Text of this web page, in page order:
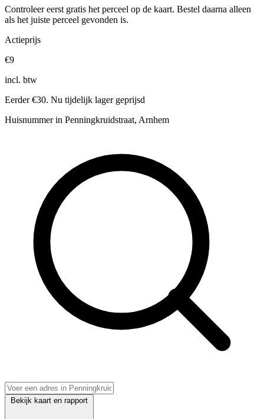
Controleer eerst gratis het perceel op de kaart. Bestel daarna alleen
als het juiste perceel gevonden is.
Actieprijs
€9
incl. btw
Eerder €30. Nu tijdelijk lager geprijsd
Huisnummer in Penningkruidstraat, Arnhem
Bekijk kaart en rapport